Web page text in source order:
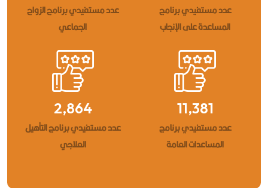
عدد مستفيدي برنامج
المساعدة على الإنجاب
عدد مستفيدي برنامج الزواج
الجماعي
28,453
عدد مستفيدي برنامج
المساعدات العامة
7,160
عدد مستفيدي برنامج التأهيل
العلاجي